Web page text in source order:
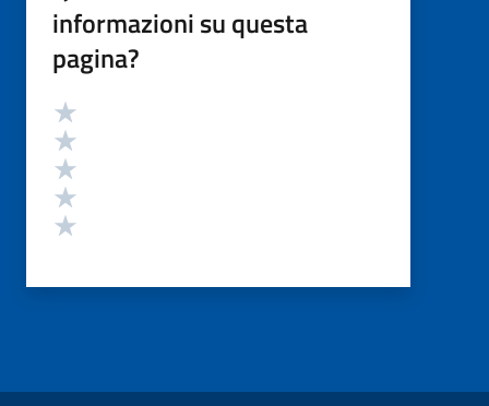
informazioni su questa
pagina?
Valutazione